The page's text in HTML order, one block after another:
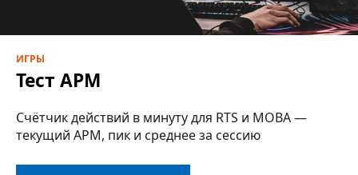
ИГРЫ
Тест APM
Счётчик действий в минуту для RTS и MOBA —
текущий APM, пик и среднее за сессию